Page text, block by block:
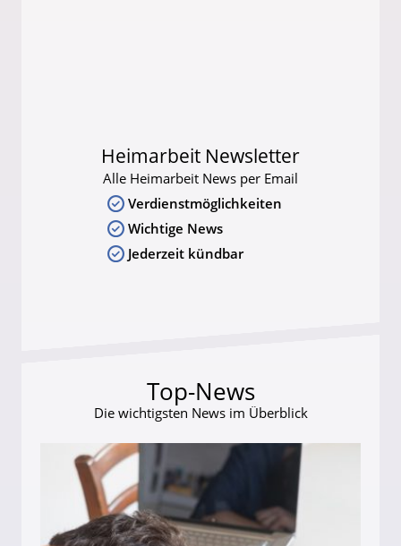
Heimarbeit Newsletter
Alle Heimarbeit News per Email
Verdienstmöglichkeiten
Wichtige News
Jederzeit kündbar
Top-News
Die wichtigsten News im Überblick